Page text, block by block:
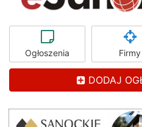
Ogłoszenia Firmy
DODAJ